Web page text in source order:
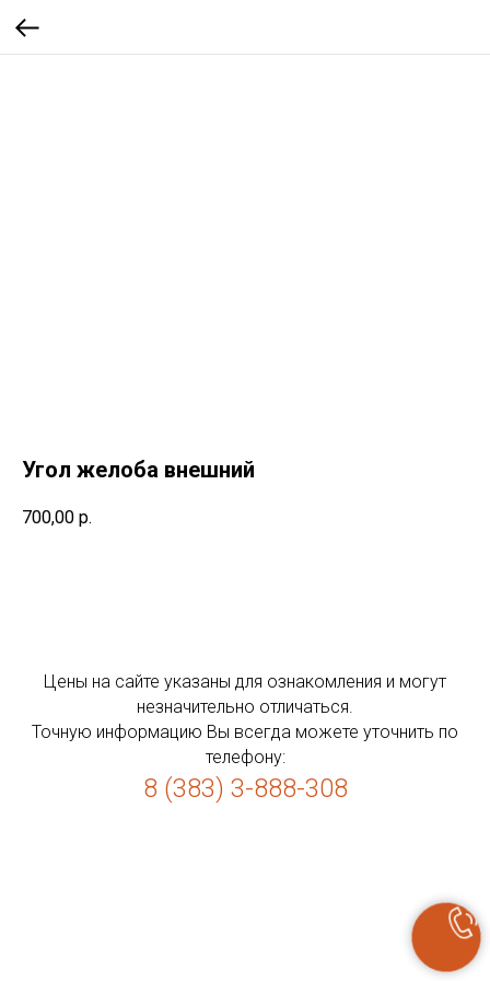
Угол желоба внешний
700,00 р.
Цены на сайте указаны для ознакомления и могут
незначительно отличаться.
Точную информацию Вы всегда можете уточнить по
телефону:
8 (383) 3-888-308